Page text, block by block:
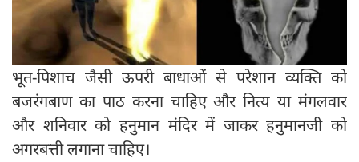
भूत-पिशाच जैसी ऊपरी बाधाओं से परेशान व्यक्ति को
बजरंगबाण का पाठ करना चाहिए और नित्य या मंगलवार
और शनिवार को हनुमान मंदिर में जाकर हनुमानजी को
अगरबत्ती लगाना चाहिए।